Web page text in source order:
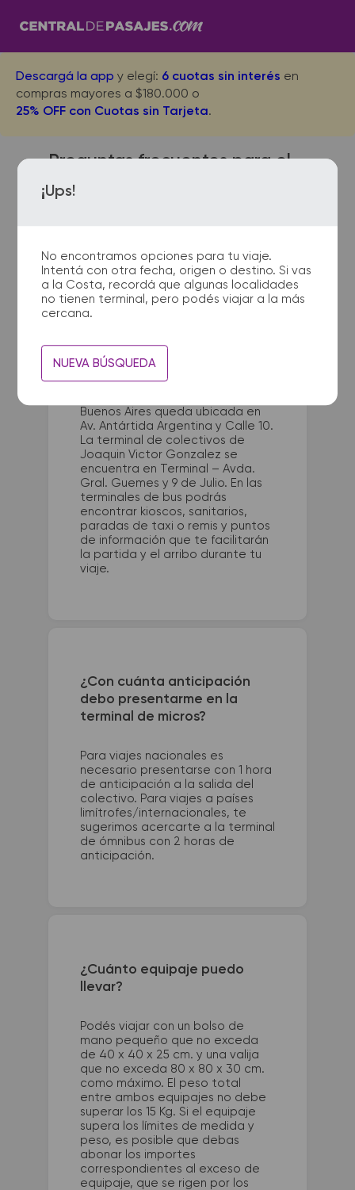
Descargá la app y elegí: 6 cuotas sin interés en
compras mayores a $180.000 o
25% OFF con Cuotas sin Tarjeta.
¡Ups!
No encontramos opciones para tu viaje.
Intentá con otra fecha, origen o destino. Si vas
a la Costa, recordá que algunas localidades
no tienen terminal, pero podés viajar a la más
cercana.
NUEVA BÚSQUEDA
Preguntas frecuentes para el
viaje desde Retiro Buenos
Aires a Joaquin Victor
¿Dónde quedan las
Gonzalez?
Buenos Aires queda ubicada en
Av. Antártida Argentina y Calle 10.
La terminal de colectivos de
Joaquin Victor Gonzalez se
encuentra en Terminal – Avda.
Gral. Guemes y 9 de Julio. En las
terminales de bus podrás
encontrar kioscos, sanitarios,
paradas de taxi o remis y puntos
de información que te facilitarán
la partida y el arribo durante tu
viaje.
¿Con cuánta anticipación
debo presentarme en la
terminal de micros?
Para viajes nacionales es
necesario presentarse con 1 hora
de anticipación a la salida del
colectivo. Para viajes a países
limítrofes/internacionales, te
sugerimos acercarte a la terminal
de ómnibus con 2 horas de
anticipación.
¿Cuánto equipaje puedo
llevar?
Podés viajar con un bolso de
mano pequeño que no exceda
de 40 x 40 x 25 cm. y una valija
que no exceda 80 x 80 x 30 cm.
como máximo. El peso total
entre ambos equipajes no debe
superar los 15 Kg. Si el equipaje
supera los límites de medida y
peso, es posible que debas
abonar los importes
correspondientes al exceso de
equipaje, que se rigen por los